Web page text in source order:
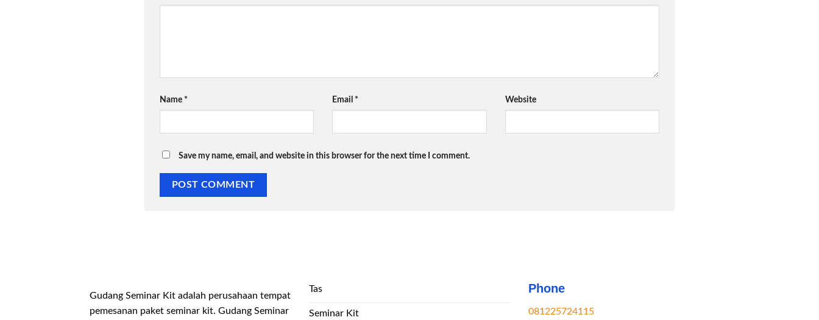
Name * Email * Website
Save my name, email, and website in this browser for the next time I comment.
Gudang Seminar Kit adalah perusahaan tempat
pemesanan paket seminar kit. Gudang Seminar
Tas
Seminar Kit
Phone
081225724115